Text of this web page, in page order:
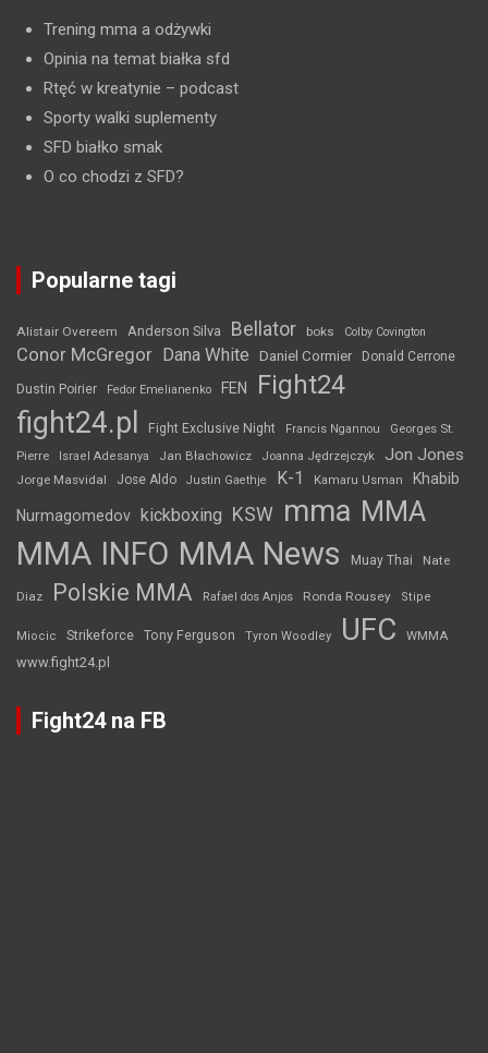
Trening mma a odżywki
Opinia na temat białka sfd
Rtęć w kreatynie – podcast
Sporty walki suplementy
SFD białko smak
O co chodzi z SFD?
Popularne tagi
Alistair Overeem Anderson Silva Bellator boks Colby Covington
Conor McGregor Dana White Daniel Cormier Donald Cerrone
Dustin Poirier Fedor Emelianenko FEN Fight24
fight24.pl Fight Exclusive Night Francis Ngannou
Georges St.
Pierre
Israel Adesanya Jan Błachowicz Joanna Jędrzejczyk Jon Jones
Jorge Masvidal Jose Aldo Justin Gaethje K-1 Kamaru Usman Khabib
Nurmagomedov kickboxing KSW mma MMA
MMA INFO MMA News Muay Thai Nate
Diaz Polskie MMA Rafael dos Anjos Ronda Rousey Stipe
Miocic Strikeforce Tony Ferguson Tyron Woodley UFC WMMA
www.fight24.pl
Fight24 na FB